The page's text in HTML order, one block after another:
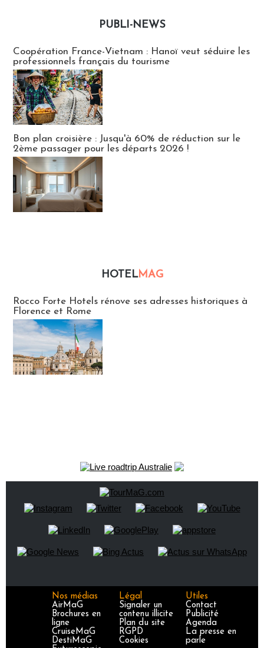
PUBLI-NEWS
Coopération France-Vietnam : Hanoï veut séduire les
professionnels français du tourisme
Bon plan croisière : Jusqu'à 60% de réduction sur le
2ème passager pour les départs 2026 !
HOTELMAG
Rocco Forte Hotels rénove ses adresses historiques à
Florence et Rome
Nos médias
AirMaG
Brochures en
ligne
CruiseMaG
DestiMaG
Légal
Signaler un
contenu illicite
Plan du site
RGPD
Cookies
Utiles
Contact
Publicité
Agenda
La presse en
parle